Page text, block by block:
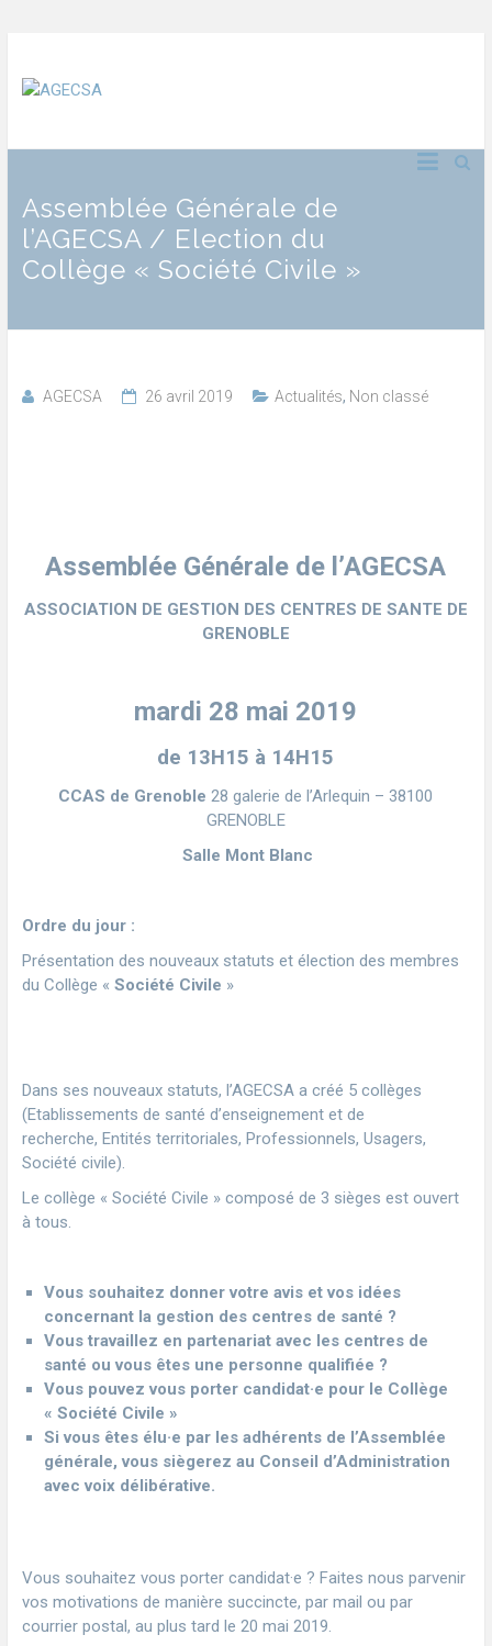
Assemblée Générale de
l’AGECSA / Election du
Collège « Société Civile »
AGECSA 26 avril 2019 Actualités, Non classé
Assemblée Générale de l’AGECSA
ASSOCIATION DE GESTION DES CENTRES DE SANTE DE
GRENOBLE
mardi 28 mai 2019
de 13H15 à 14H15
CCAS de Grenoble28 galerie de l’Arlequin – 38100
GRENOBLE
Salle Mont Blanc
Ordre du jour:
Présentation des nouveaux statuts et élection des membres
du Collège « Société Civile »
Dans ses nouveaux statuts, l’AGECSA a créé 5 collèges
(Etablissements de santé d’enseignement et de
recherche, Entités territoriales, Professionnels, Usagers,
Société civile).
Le collège « Société Civile » composé de 3 sièges est ouvert
à tous.
Vous souhaitez donner votre avis et vos idées
concernant la gestion des centres de santé ?
Vous travaillez en partenariat avec les centres de
santé ou vous êtes une personne qualifiée ?
Vous pouvez vous porter candidat·e pour le Collège
« Société Civile »
Si vous êtes élu·e par les adhérents de l’Assemblée
générale, vous siègerez au Conseil d’Administration
avec voix délibérative.
Vous souhaitez vous porter candidat·e ? Faites nous parvenir
vos motivations de manière succincte, par mail ou par
courrier postal, au plus tard le 20 mai 2019.